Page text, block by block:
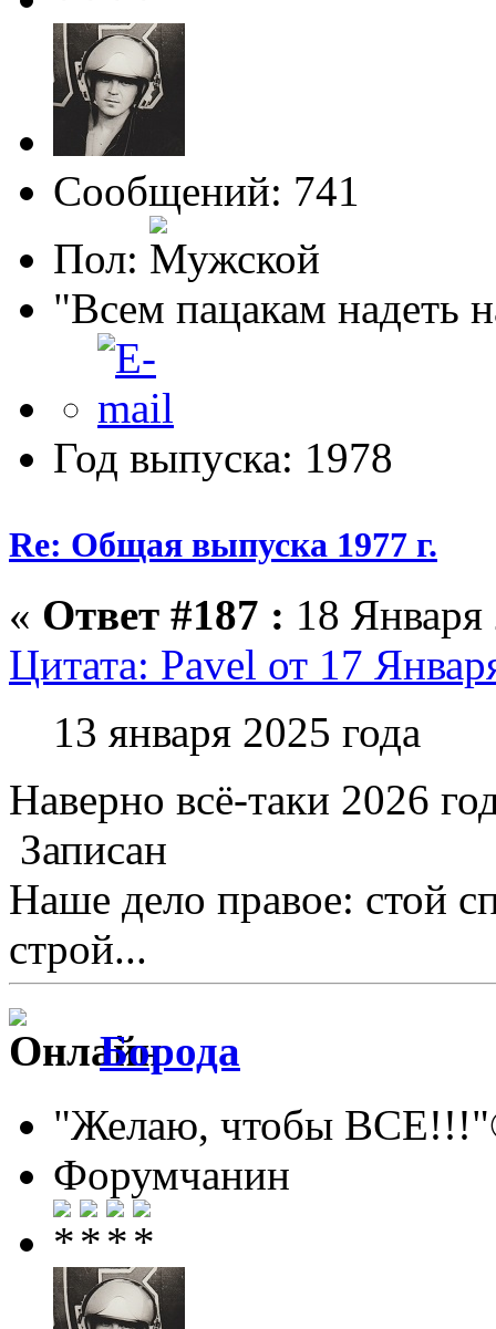
Сообщений: 741
Пол:
"Всем пацакам надеть
Год выпуска: 1978
Re: Общая выпуска 1977 г.
« Ответ #187 : 18
Цитата: Pavel от 17
13 января 2025 года
Наверно всё-таки 2026
Записан
Наше дело правое: стой
строй...
Борода
"Желаю, чтобы
Форумчанин